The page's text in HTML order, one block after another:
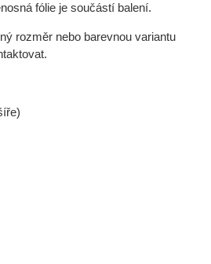
fólie je součástí balení.
rozměr nebo barevnou variantu